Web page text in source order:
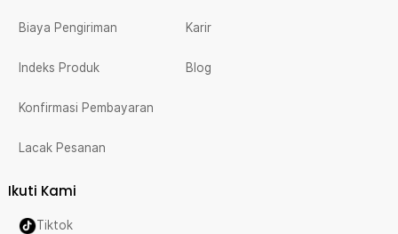
Biaya Pengiriman
Indeks Produk
Konfirmasi Pembayaran
Lacak Pesanan
Karir
Blog
Ikuti Kami
Tiktok